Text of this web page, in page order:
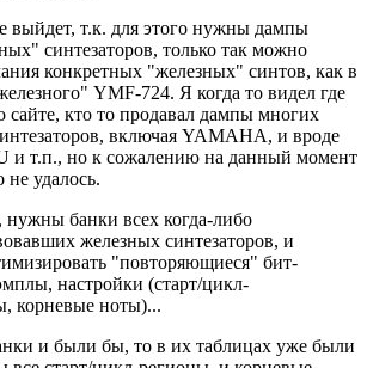
выйдет, т.к. для этого нужны дампы
синтезаторов, только так можно
конкретных "железных" синтов, как в
YMF-724. Я когда то видел где
сайте, кто то продавал дампы многих
включая YAMAHA, и вроде
и т.п., но к сожалению на данный момент
не удалось.
нужны банки всех когда-либо
железных синтезаторов, и
"повторяющиеся" бит-
настройки (старт/цикл-
корневые ноты)...
и были бы, то в их таблицах уже были